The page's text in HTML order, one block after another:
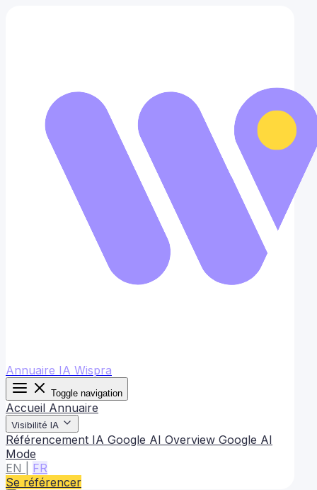
Annuaire IA Wispra
Toggle navigation
Accueil Annuaire
Visibilité IA
Référencement IA Google AI Overview Google AI
Mode
EN
FR
Se référencer